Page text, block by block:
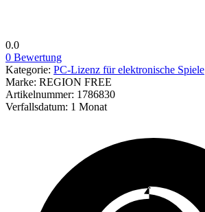
0.0
0 Bewertung
Kategorie: PC-Lizenz für elektronische Spiele
Marke: REGION FREE
Artikelnummer: 1786830
Verfallsdatum: 1 Monat